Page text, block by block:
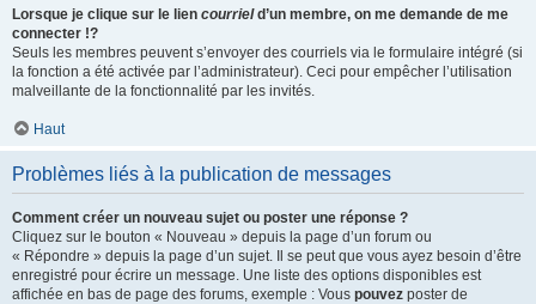
Lorsque je clique sur le lien courrield’un membre, on me demande de me
connecter !?
Seuls les membres peuvent s’envoyer des courriels via le formulaire intégré (si
la fonction a été activée par l’administrateur). Ceci pour empêcher l’utilisation
malveillante de la fonctionnalité par les invités.
Haut
Problèmes liés à la publication de messages
Comment créer un nouveau sujet ou poster une réponse ?
Cliquez sur le bouton « Nouveau » depuis la page d’un forum ou
« Répondre » depuis la page d’un sujet. Il se peut que vous ayez besoin d’être
enregistré pour écrire un message. Une liste des options disponibles est
affichée en bas de page des forums, exemple : Vous pouvez poster de